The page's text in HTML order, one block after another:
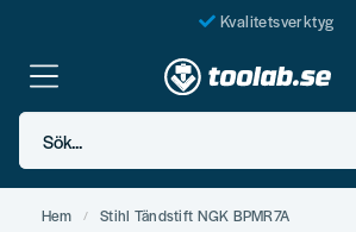
Kvalitetsverktyg
Fraktfritt över 999 SEK*
En järnhandel för alla
Sök...
Hem Stihl Tändstift NGK BPMR7A